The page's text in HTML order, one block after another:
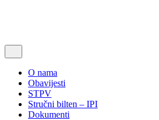
O nama
Obavijesti
STPV
Stručni bilten – IPI
Dokumenti